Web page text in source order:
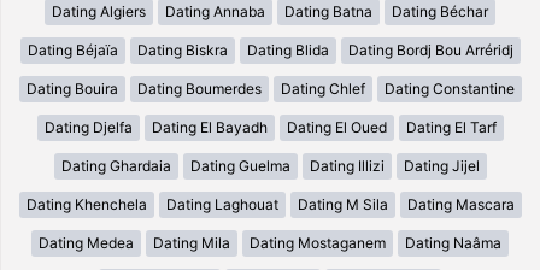
Dating Algiers Dating Annaba Dating Batna Dating Béchar
Dating Béjaïa Dating Biskra Dating Blida Dating Bordj Bou Arréridj
Dating Bouira Dating Boumerdes Dating Chlef Dating Constantine
Dating Djelfa Dating El Bayadh Dating El Oued Dating El Tarf
Dating Ghardaia Dating Guelma Dating Illizi Dating Jijel
Dating Khenchela Dating Laghouat Dating M Sila Dating Mascara
Dating Medea Dating Mila Dating Mostaganem Dating Naâma